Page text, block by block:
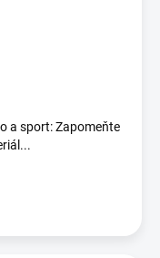
a sport: Zapomeňte